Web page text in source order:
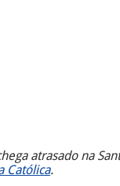
atrasado na
Católica.